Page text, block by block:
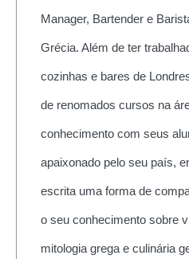
Manager, Bartender e
Grécia. Além de ter
cozinhas e bares de
de renomados cursos na
conhecimento com seus
apaixonado pelo seu país,
escrita uma forma de
o seu conhecimento sobre
mitologia grega e culinária